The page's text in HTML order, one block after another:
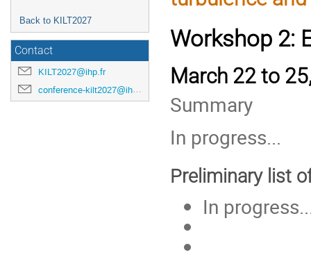
Back to KILT2027
Contact
KILT2027@ihp.fr
conference-kilt2027@ihp.fr
Workshop 2:
March 22 to
Summary
In progress...
Preliminary list
In